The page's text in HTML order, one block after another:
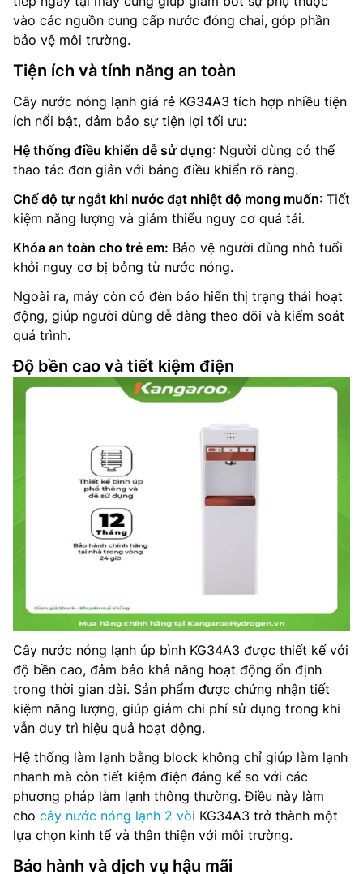
vào các nguồn cung cấp nước đóng chai, góp phần
bảo vệ môi trường.
Tiện ích và tính năng an toàn
Cây nước nóng lạnh giá rẻ KG34A3 tích hợp nhiều tiện
ích nổi bật, đảm bảo sự tiện lợi tối ưu:
Hệ thống điều khiển dễ sử dụng: Người dùng có thể
thao tác đơn giản với bảng điều khiển rõ ràng.
Chế độ tự ngắt khi nước đạt nhiệt độ mong muốn: Tiết
kiệm năng lượng và giảm thiểu nguy cơ quá tải.
Khóa an toàn cho trẻ em: Bảo vệ người dùng nhỏ tuổi
khỏi nguy cơ bị bỏng từ nước nóng.
Ngoài ra, máy còn có đèn báo hiển thị trạng thái hoạt
động, giúp người dùng dễ dàng theo dõi và kiểm soát
quá trình.
Độ bền cao và tiết kiệm điện
Cây nước nóng lạnh úp bình KG34A3 được thiết kế với
độ bền cao, đảm bảo khả năng hoạt động ổn định
trong thời gian dài. Sản phẩm được chứng nhận tiết
kiệm năng lượng, giúp giảm chi phí sử dụng trong khi
vẫn duy trì hiệu quả hoạt động.
Hệ thống làm lạnh bằng block không chỉ giúp làm lạnh
nhanh mà còn tiết kiệm điện đáng kể so với các
phương pháp làm lạnh thông thường. Điều này làm
cho cây nước nóng lạnh 2 vòi KG34A3 trở thành một
lựa chọn kinh tế và thân thiện với môi trường.
Bảo hành và dịch vụ hậu mãi